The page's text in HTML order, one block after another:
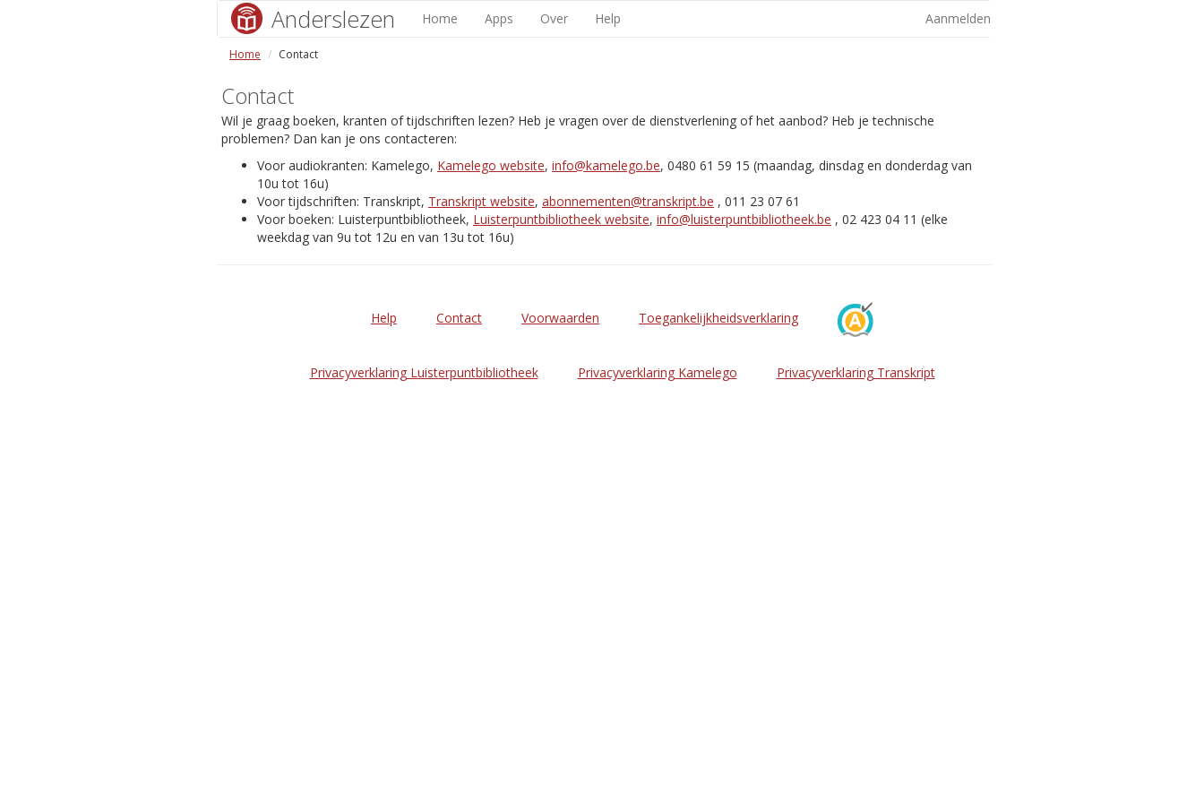
Anderslezen Home Apps Over Help Aanmelden
Home Contact
Contact
Wil je graag boeken, kranten of tijdschriften lezen? Heb je vragen over de dienstverlening of het aanbod? Heb je technische
problemen? Dan kan je ons contacteren:
Voor audiokranten: Kamelego, Kamelego website, info@kamelego.be, 0480 61 59 15 (maandag, dinsdag en donderdag van
10u tot 16u)
Voor tijdschriften: Transkript, Transkript website, abonnementen@transkript.be , 011 23 07 61
Voor boeken: Luisterpuntbibliotheek, Luisterpuntbibliotheek website, info@luisterpuntbibliotheek.be , 02 423 04 11 (elke
weekdag van 9u tot 12u en van 13u tot 16u)
Help Contact Voorwaarden Toegankelijkheidsverklaring
Privacyverklaring Luisterpuntbibliotheek Privacyverklaring Kamelego Privacyverklaring Transkript